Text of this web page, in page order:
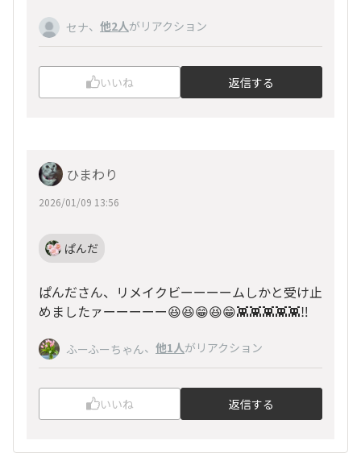
セナ、 他2人がリアクション
いいね 返信する
ひまわり
2026/01/09 13:56
ぱんだ
ぱんださん、リメイクビーーーームしかと受け止
めましたァーーーーー😆😆😁😆😁👾👾👾👾👾‼️
ふーふーちゃん、 他1人がリアクション
いいね 返信する